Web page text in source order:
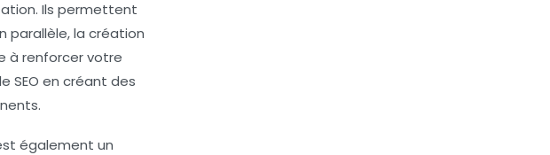
Ils permettent
parallèle, la création
à renforcer votre
SEO en créant des
également un